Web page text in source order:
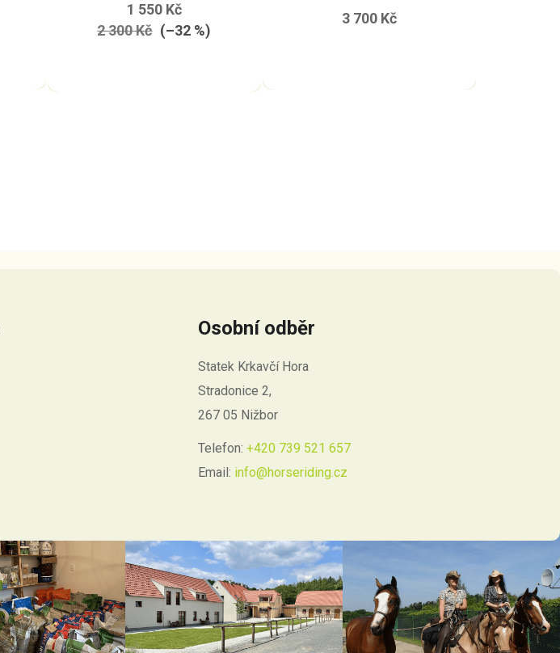
1 550 Kč
2 300 Kč (–32 %)
3 700 Kč
Osobní odběr
Statek Krkavčí Hora
Stradonice 2,
267 05 Nižbor
Telefon: +420 739 521 657
Email: info@horseriding.cz